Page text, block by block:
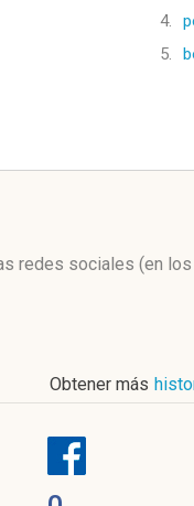
4.
5.
redes sociales (en
Obtener más